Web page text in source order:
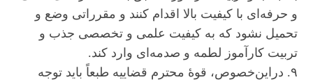
و حرفه‌ای با کیفیت بالا اقدام کنند و مقرراتی وضع و
تحمیل نشود که به کیفیت علمی و تخصصی جذب و
تربیت کارآموز لطمه و صدمه‌ای وارد کند.
۹. دراین‌خصوص، قوۀ محترم قضاییه طبعاً باید توجه